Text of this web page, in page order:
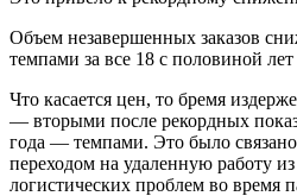
Объем незавершенных заказов
темпами за все 18 с половиной
Что касается цен, то бремя
— вторыми после рекордных
года — темпами. Это было
переходом на удаленную работу
логистических проблем во время